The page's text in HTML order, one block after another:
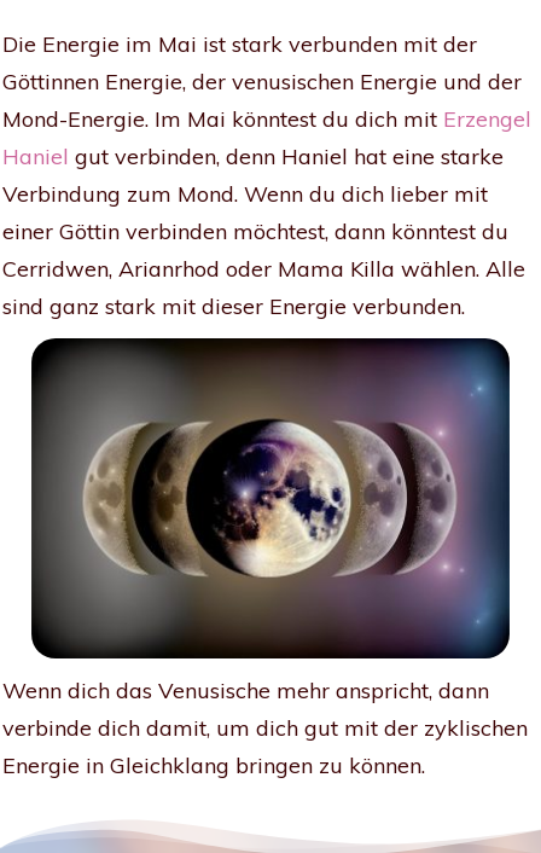
Die Energie im Mai ist stark verbunden mit der
Göttinnen Energie, der venusischen Energie und der
Mond-Energie. Im Mai könntest du dich mit Erzengel
Haniel gut verbinden, denn Haniel hat eine starke
Verbindung zum Mond. Wenn du dich lieber mit
einer Göttin verbinden möchtest, dann könntest du
Cerridwen, Arianrhod oder Mama Killa wählen. Alle
sind ganz stark mit dieser Energie verbunden.
Wenn dich das Venusische mehr anspricht, dann
verbinde dich damit, um dich gut mit der zyklischen
Energie in Gleichklang bringen zu können.